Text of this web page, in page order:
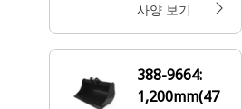
사양 보기
388-9664:
1,200mm(47